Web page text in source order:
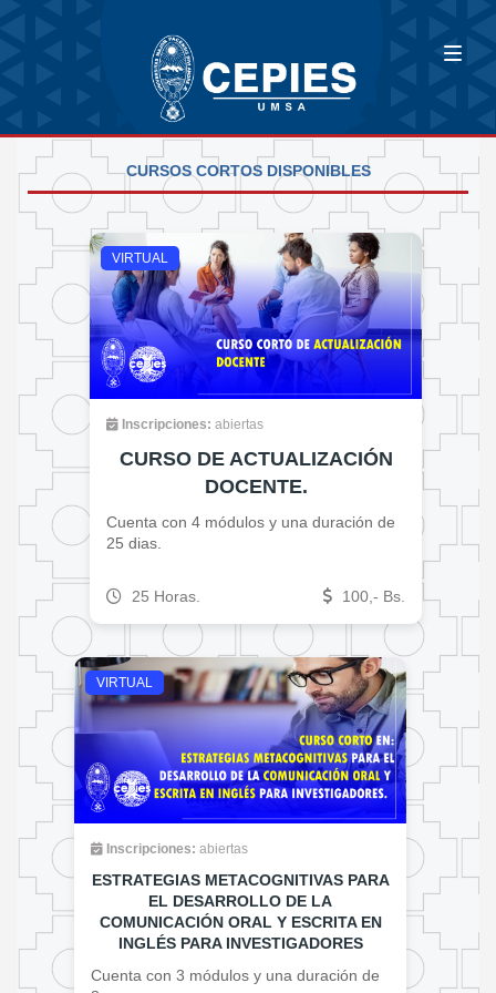
CURSOS CORTOS DISPONIBLES
VIRTUAL
Inscripciones: abiertas
CURSO DE ACTUALIZACIÓN
DOCENTE.
Cuenta con 4 módulos y una duración de
25 dias.
25 Horas. 100,- Bs.
VIRTUAL
Inscripciones: abiertas
ESTRATEGIAS METACOGNITIVAS PARA
EL DESARROLLO DE LA
COMUNICACIÓN ORAL Y ESCRITA EN
INGLÉS PARA INVESTIGADORES
Cuenta con 3 módulos y una duración de